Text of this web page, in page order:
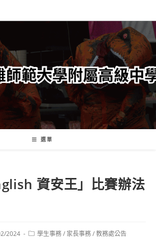
選單
資安王」比賽辦法
2024
Post學生事務/ 家長事務/教務處公告